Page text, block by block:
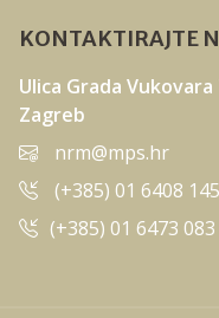
KONTAKTIRAJTE
Ulica Grada Vukovara
Zagreb
nrm@mps.hr
(+385) 01 6408 145
(+385) 01 6473 083